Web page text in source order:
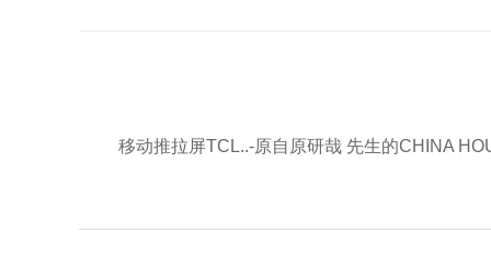
移动推拉屏TCL..-原自原研哉 先生的CHINA